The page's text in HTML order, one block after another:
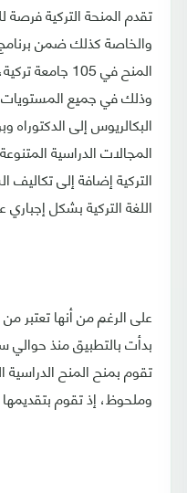
تقدم المنحة التركية
وذلك في جميع المستويات
البكالريوس إلى
المجالات الدراسية
التركية إضافة إلى
اللغة التركية بشكل
على الرغم من أنها تعتبر
بدأت بالتطبيق منذ حوالي
تقوم بمنح المنح
وملحوظ، إذ تقوم بتقديمها